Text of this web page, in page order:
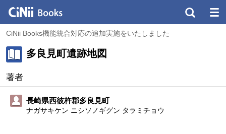
CiNii Books機能統合対応の追加実施をいたしました
多良見町遺跡地図
著者
長崎県西彼杵郡多良見町
ナガサキケン ニシソノギグン タラミチョウ